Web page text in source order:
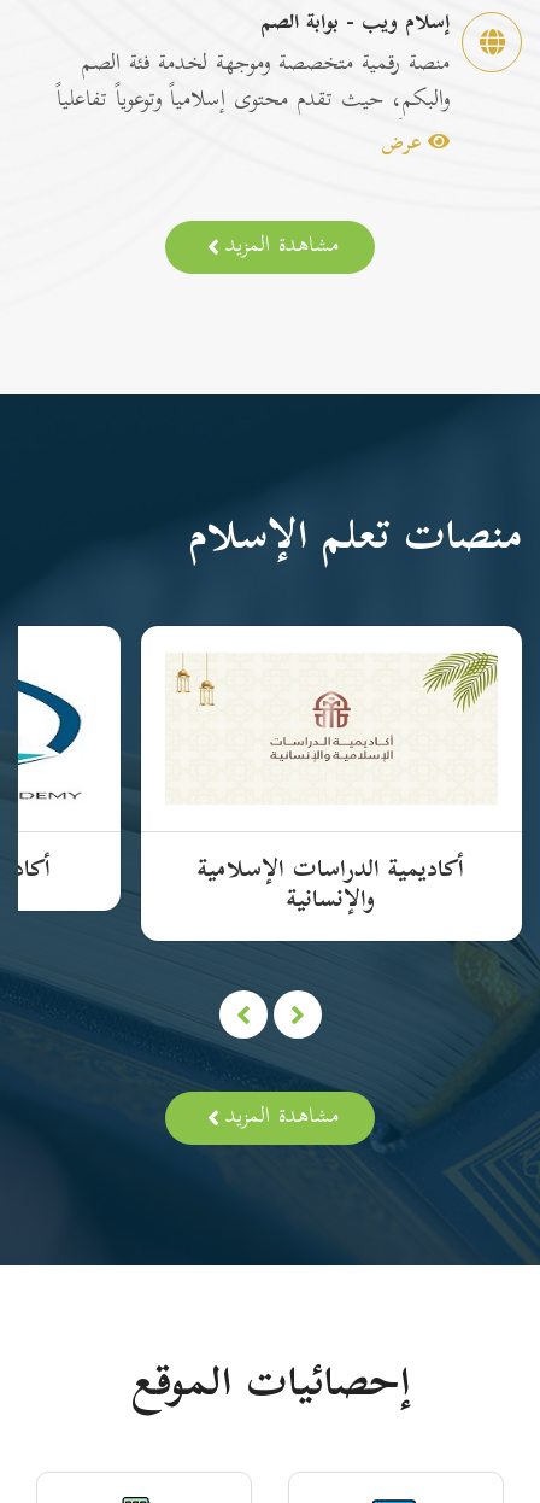
إسلام ويب - بوابة الصم
منصة رقمية متخصصة وموجهة لخدمة فئة الصم
والبكم، حيث تقدم محتوى إسلامياً وتوعوياً تفاعلياً
مترجماً با...
عرض
مشاهدة المزيد
منصات تعلم الإسلام
أكاديمية الدراسات الإسلامية
والإنسانية
مشاهدة المزيد
إحصائيات الموقع